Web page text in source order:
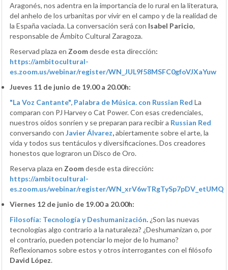
Aragonés, nos adentra en la importancia de lo rural en la literatura,
del anhelo de los urbanitas por vivir en el campo y de la realidad de
la España vaciada. La conversación será con Isabel Paricio,
responsable de Ámbito Cultural Zaragoza.
Reservad plaza en Zoomdesde esta dirección:
https://ambitocultural-
es.zoom.us/webinar/register/WN_JUL9f58MSFC0gfoVJXaYuw
Jueves 11 de junio de 19.00 a 20.00h:
"La Voz Cantante", Palabra de Música. con Russian Red La
comparan con PJ Harvey o Cat Power. Con esas credenciales,
nuestros oídos sonríen y se preparan para recibir a Russian Red
conversando con Javier Álvarez,abiertamente sobre el arte, la
vida y todos sus tentáculos y diversificaciones. Dos creadores
honestos que lograron un Disco de Oro.
Reserva plaza en Zoomdesde esta dirección:
https://ambitocultural-
es.zoom.us/webinar/register/WN_xrV6wTRgTySp7pDV_etUMQ
Viernes 12 de junio de 19.00 a 20.00h:
Filosofía: Tecnología y Deshumanización. ¿Son las nuevas
tecnologías algo contrario a la naturaleza? ¿Deshumanizan o, por
el contrario, pueden potenciar lo mejor de lo humano?
Reflexionamos sobre estos y otros interrogantes con el filósofo
David López.